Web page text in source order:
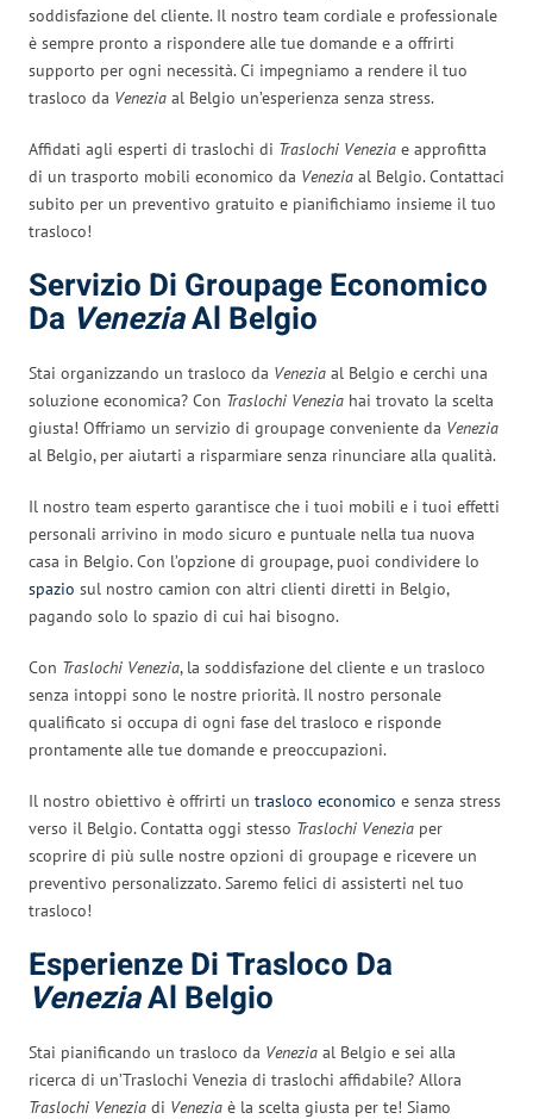
soddisfazione del cliente. Il nostro team cordiale e professionale
è sempre pronto a rispondere alle tue domande e a offrirti
supporto per ogni necessità. Ci impegniamo a rendere il tuo
trasloco da Venezia al Belgio un’esperienza senza stress.
Affidati agli esperti di traslochi di Traslochi Venezia e approfitta
di un trasporto mobili economico da Venezia al Belgio. Contattaci
subito per un preventivo gratuito e pianifichiamo insieme il tuo
trasloco!
Servizio Di Groupage Economico
Da VeneziaAl Belgio
Stai organizzando un trasloco da Venezia al Belgio e cerchi una
soluzione economica? Con Traslochi Venezia hai trovato la scelta
giusta! Offriamo un servizio di groupage conveniente da Venezia
al Belgio, per aiutarti a risparmiare senza rinunciare alla qualità.
Il nostro team esperto garantisce che i tuoi mobili e i tuoi effetti
personali arrivino in modo sicuro e puntuale nella tua nuova
casa in Belgio. Con l’opzione di groupage, puoi condividere lo
spazio sul nostro camion con altri clienti diretti in Belgio,
pagando solo lo spazio di cui hai bisogno.
Con Traslochi Venezia, la soddisfazione del cliente e un trasloco
senza intoppi sono le nostre priorità. Il nostro personale
qualificato si occupa di ogni fase del trasloco e risponde
prontamente alle tue domande e preoccupazioni.
Il nostro obiettivo è offrirti un trasloco economico e senza stress
verso il Belgio. Contatta oggi stesso Traslochi Venezia per
scoprire di più sulle nostre opzioni di groupage e ricevere un
preventivo personalizzato. Saremo felici di assisterti nel tuo
trasloco!
Esperienze Di Trasloco Da
VeneziaAl Belgio
Stai pianificando un trasloco da Venezia al Belgio e sei alla
ricerca di un’Traslochi Venezia di traslochi affidabile? Allora
Traslochi Venezia di Venezia è la scelta giusta per te! Siamo